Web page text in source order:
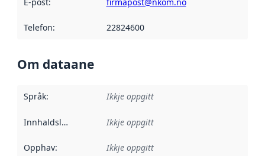
Telefon: 22824600
Om dataane
Språk: Ikkje oppgitt
Innhaldsleverandørar :
Ikkje oppgitt
Opphav: Ikkje oppgitt